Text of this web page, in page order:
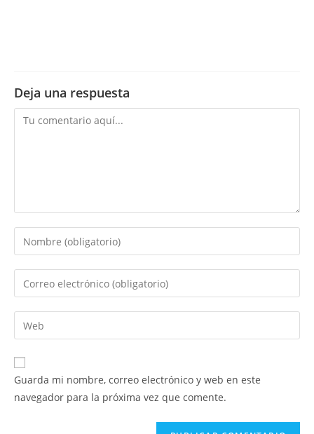
Deja una respuesta
Comentario
Introduce
tu
nombre
de
usuario
para
comentar
Introduce
tu
dirección
de
electrónico
para
comentar
Introduce
la
URL
de
Guarda mi nombre, correo electrónico y web en este
navegador para la próxima vez que comente.